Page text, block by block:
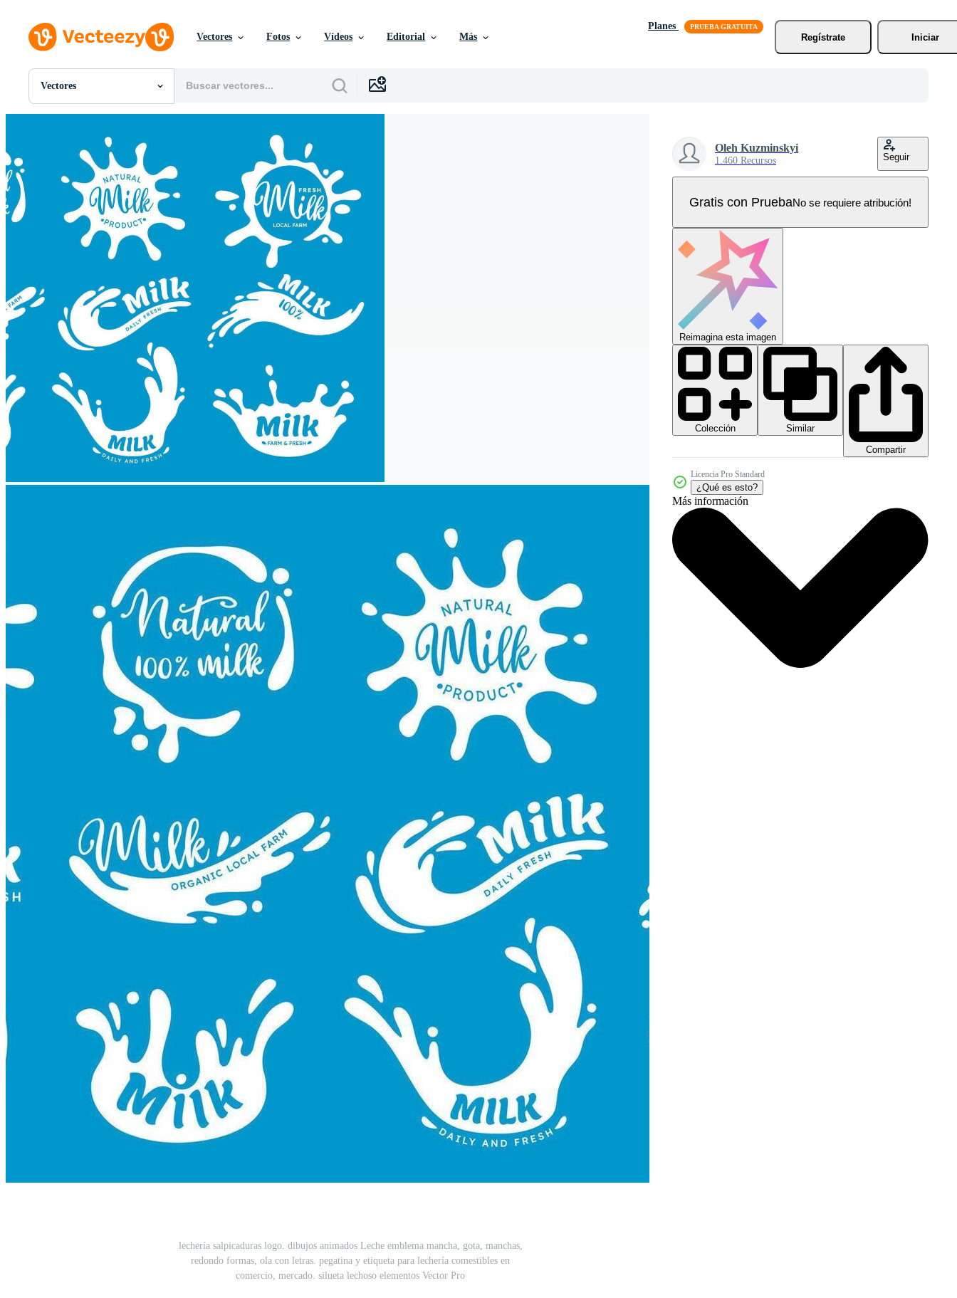
Vectores Fotos Vídeos Editorial Más
Planes
Regístrate
Iniciar
Vectores
Todas Imágenes
PSDs
Plantillas
Vectores
Videos
Gráficos en Movimiento
Imágenes Editoriales
Eventos Editoriales
lechería salpicaduras logo. dibujos animados Leche emblema mancha, gota, manchas,
redondo formas, ola con letras. pegatina y etiqueta para lechería comestibles en
comercio, mercado. silueta lechoso elementos Vector Pro
Oleh Kuzminskyi
1.460 Recursos Seguir
Gratis con PruebaNo se requiere atribución!
Reimagina esta imagen
Colección
Similar
Compartir
Licencia Pro Standard
¿Qué es esto?
Más información